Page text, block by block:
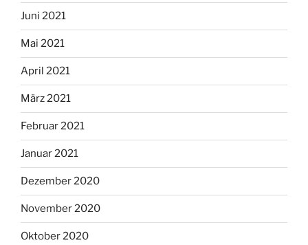
Juni 2021
Mai 2021
April 2021
März 2021
Februar 2021
Januar 2021
Dezember 2020
November 2020
Oktober 2020